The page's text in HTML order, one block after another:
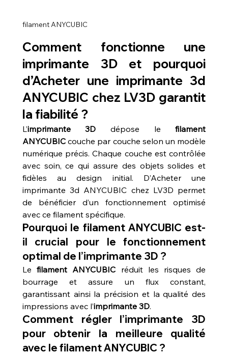
filament ANYCUBIC
Comment fonctionne une
imprimante 3D et pourquoi
d’Acheter une imprimante 3d
ANYCUBIC chez LV3D garantit
la fiabilité ?
L’imprimante 3D dépose le filament
ANYCUBIC couche par couche selon un modèle
numérique précis. Chaque couche est contrôlée
avec soin, ce qui assure des objets solides et
fidèles au design initial. D’Acheter une
imprimante 3d ANYCUBIC chez LV3D permet
de bénéficier d’un fonctionnement optimisé
avec ce filament spécifique.
Pourquoi le filament ANYCUBIC est-
il crucial pour le fonctionnement
optimal de l’imprimante 3D ?
Le filament ANYCUBIC réduit les risques de
bourrage et assure un flux constant,
garantissant ainsi la précision et la qualité des
impressions avec l’imprimante 3D.
Comment régler l’imprimante 3D
pour obtenir la meilleure qualité
avec le filament ANYCUBIC ?